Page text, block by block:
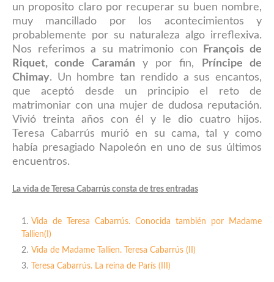
un proposito c laro por recuperar su buen nombre,
muy mancillado por los acontecimientos y
probablemente por su naturaleza algo irreflexiva.
Nos referimos a su matrimonio con François de
Riquet, conde Caramán y por fin, Príncipe de
Chimay. Un hombre tan rendido a sus encantos,
que aceptó desde un principio el reto de
matrimoniar con una mujer de dudosa reputación.
Vivió treinta años con él y le dio cuatro hijos.
Teresa Cabarrús murió en su cama, tal y como
había presagiado Napoleón en uno de sus últimos
encuentros.
La vida de Teresa Cabarrús consta de tres entradas
Vida de Teresa Cabarrús. Conocida también por Madame
Tallien(I)
Vida de Madame Tallien. Teresa Cabarrús (II)
Teresa Cabarrús. La reina de París (III)